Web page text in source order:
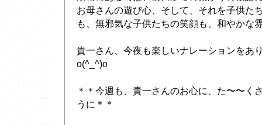
お母さんの遊び心、そして、それを子供た
も、無邪気な子供たちの笑顔も、和やかな
貴一さん、今夜も楽しいナレーションをあ
o(^_^)o
＊＊今週も、貴一さんのお心に、た〜〜く
うに＊＊